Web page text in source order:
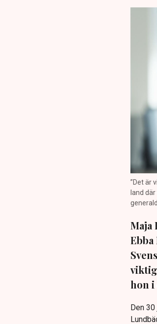
”Det är
land
hon i
Den